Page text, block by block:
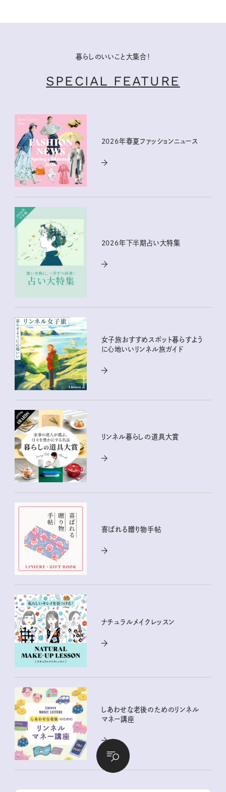
暮らしのいいこと大集合！
SPECIAL FEATURE
2026年春夏ファッションニュース
2026年下半期占い大特集
女子旅おすすめスポット暮らすよう
に心地いいリンネル旅ガイド
リンネル暮らしの道具大賞
喜ばれる贈り物手帖
ナチュラルメイクレッスン
しあわせな老後のためのリンネル
マネー講座